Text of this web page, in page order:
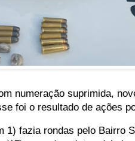
numeração suprimida,
foi o resultado de ações
1) fazia rondas pelo Bairro